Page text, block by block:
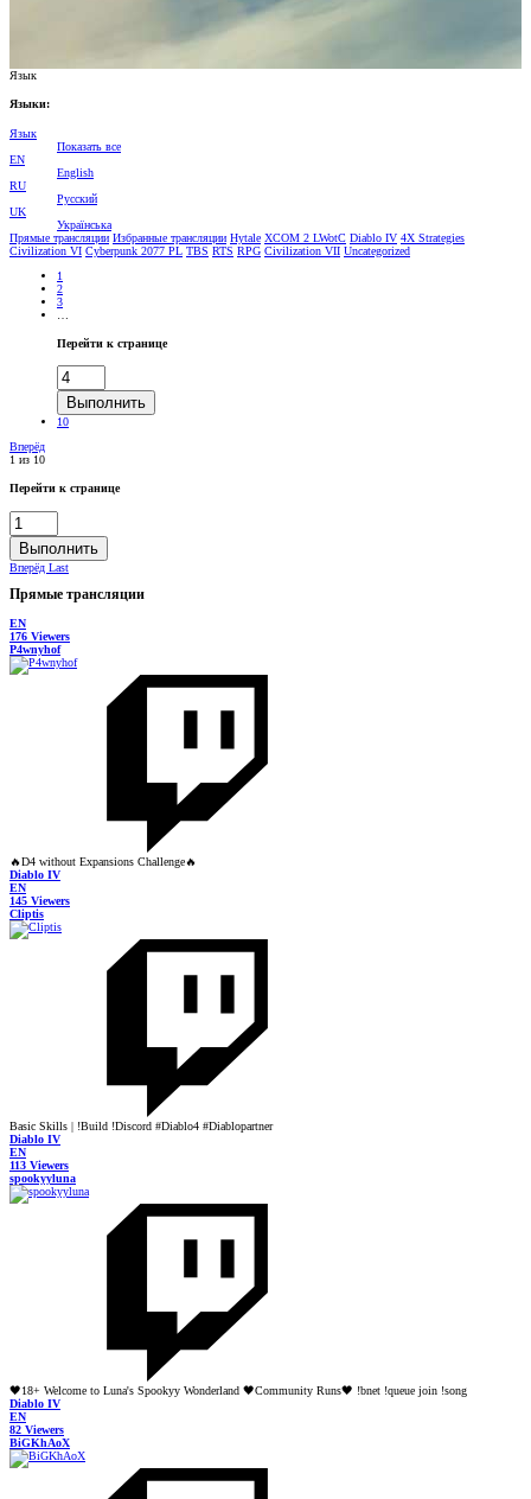
Язык
Языки:
Язык
Показать все
EN
English
RU
Pусский
UK
Українська
Прямые трансляции Избранные трансляции Hytale XCOM 2 LWotC Diablo IV 4Х Strategies
Civilization VI Cyberpunk 2077 PL TBS RTS RPG Civilization VII Uncategorized
1
2
3
Перейти к странице
Выполнить
10
Вперёд
1 из 10
Перейти к странице
Выполнить
Вперёд Last
Прямые трансляции
EN
176 Viewers
P4wnyhof
🔥D4 without Expansions Challenge🔥
Diablo IV
EN
145 Viewers
Cliptis
Basic Skills | !Build !Discord #Diablo4 #Diablopartner
Diablo IV
EN
113 Viewers
spookyyluna
🖤18+ Welcome to Luna's Spookyy Wonderland 🖤Community Runs🖤 !bnet !queue join !song
Diablo IV
EN
82 Viewers
BiGKhAoX